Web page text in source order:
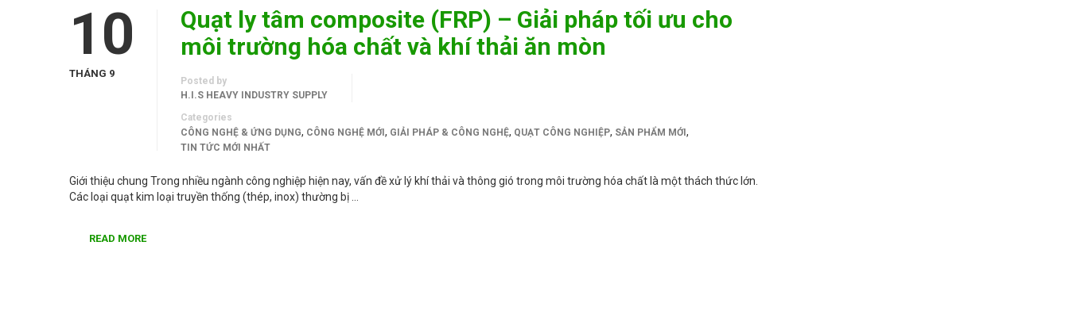
10
THÁNG 9
Quạt ly tâm composite (FRP) – Giải pháp tối ưu cho
môi trường hóa chất và khí thải ăn mòn
Posted by
H.I.S HEAVY INDUSTRY SUPPLY
Categories
CÔNG NGHỆ & ỨNG DỤNG, CÔNG NGHỆ MỚI , GIẢI PHÁP & CÔNG NGHỆ, QUẠT CÔNG NGHIỆP, SẢN PHẨM MỚI ,
TIN TỨC MỚI NHẤT
Giới thiệu chung Trong nhiều ngành công nghiệp hiện nay, vấn đề xử lý khí thải và thông gió trong môi trường hóa chất là một thách thức lớn.
Các loại quạt kim loại truyền thống (thép, inox) thường bị …
READ MORE